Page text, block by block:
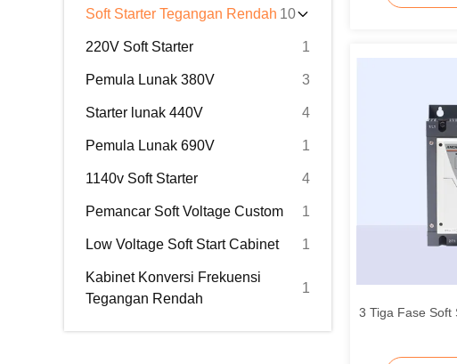
Soft Starter Tegangan Rendah 10
220V Soft Starter 1
Pemula Lunak 380V 3
Starter lunak 440V 4
Pemula Lunak 690V 1
1140v Soft Starter 4
Pemancar Soft Voltage Custom 1
Low Voltage Soft Start Cabinet 1
Kabinet Konversi Frekuensi
Tegangan Rendah
1
3 Tiga Fase Soft